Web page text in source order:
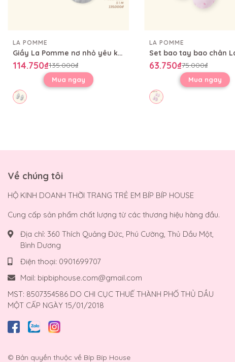
LA POMME
Giầy La Pomme nơ nhỏ yêu kiều
114.750₫135.000₫
Mua ngay
LA POMME
63.750₫75.000₫
Mua ngay
Về chúng tôi
HỘ KINH DOANH THỜI TRANG TRẺ EM BÍP BÍP HOUSE
Cung cấp sản phẩm chất lượng từ các thương hiệu hàng đầu.
Địa chỉ: 360 Thích Quảng Đức, Phú Cường, Thủ Dầu Một,
Bình Dương
Điện thoại: 0901699707
Mail: bipbiphouse.com@gmail.com
MST: 8507354586 DO CHI CỤC THUẾ THÀNH PHỐ THỦ DẦU
MỘT CẤP NGÀY 15/01/2018
© Bản quyền thuộc về Bíp Bíp House